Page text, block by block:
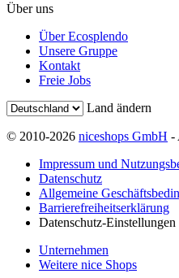
Über uns
Über Ecosplendo
Unsere Gruppe
Kontakt
Freie Jobs
Land ändern
© 2010-2026 niceshops GmbH -
Impressum und
Datenschutz
Allgemeine
Barrierefreiheitserklärung
Datenschutz-Einstellungen
Unternehmen
Weitere nice Shops